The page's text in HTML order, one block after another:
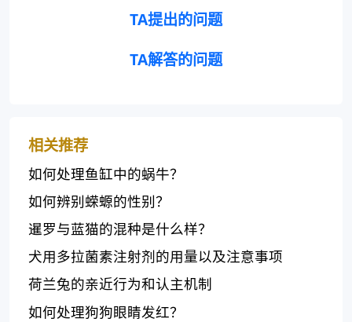
TA提出的问题
TA解答的问题
相关推荐
如何处理鱼缸中的蜗牛？
如何辨别蝾螈的性别？
暹罗与蓝猫的混种是什么样？
犬用多拉菌素注射剂的用量以及注意事项
荷兰兔的亲近行为和认主机制
如何处理狗狗眼睛发红？